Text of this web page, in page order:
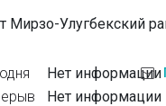
Мирзо-Улугбекский
Нет информации
Нет информации